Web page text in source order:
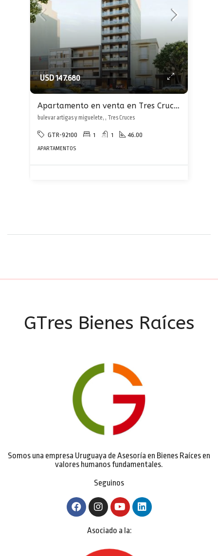
USD 147.680
Apartamento en venta en Tres Cruces
bulevar artigas y miguelete, , Tres Cruces
GTR-92100 1 1 46.00
APARTAMENTOS
GTres Bienes Raíces
Somos una empresa Uruguaya de Asesoría en Bienes Raíces en
valores humanos fundamentales.
Seguinos
Asociado a la: